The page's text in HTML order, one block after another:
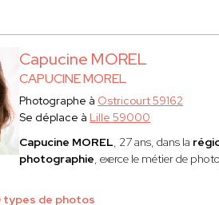
Capucine MOREL
CAPUCINE MOREL
Photographe à Ostricourt 59162
Se déplace à Lille 59000
Capucine MOREL, 27 ans, dans la
photographie, exerce le métier de
types de photos